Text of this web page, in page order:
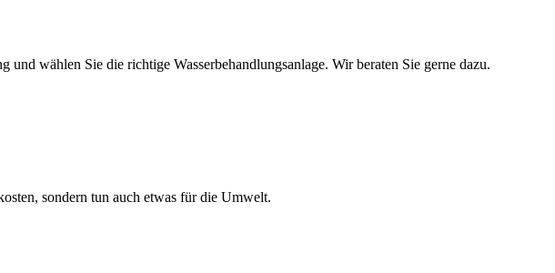
wählen Sie die richtige Wasserbehandlungsanlage. Wir beraten Sie gerne dazu.
sondern tun auch etwas für die Umwelt.